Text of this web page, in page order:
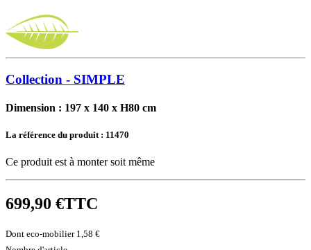
Collection - SIMPLE
Dimension : 197 x 140 x H80 cm
La référence du produit : 11470
Ce produit est à monter soit même
699,90 €TTC
Dont eco-mobilier 1,58 €